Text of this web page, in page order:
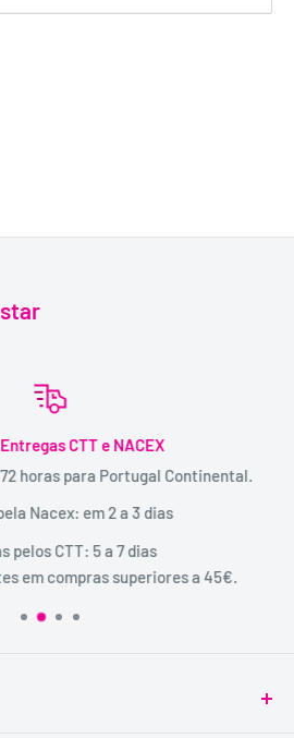
CTT e NACEX
horas para Portugal Continental.
Nacex: em 2 a 3 dias
pelos CTT: 5 a 7 dias
em compras superiores a 45€.